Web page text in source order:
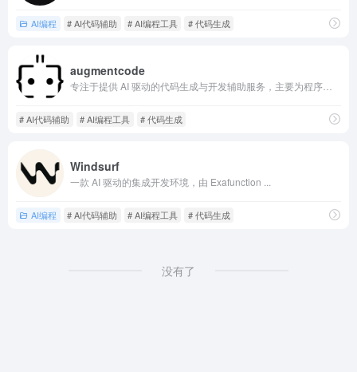
AI编程 # AI代码辅助 # AI编程工具 # 代码生成
augmentcode
# AI代码辅助 # AI编程工具 # 代码生成
Windsurf
一款 AI 驱动的集成开发环境，由 Exafunction ...
AI编程 # AI代码辅助 # AI编程工具 # 代码生成
没有了